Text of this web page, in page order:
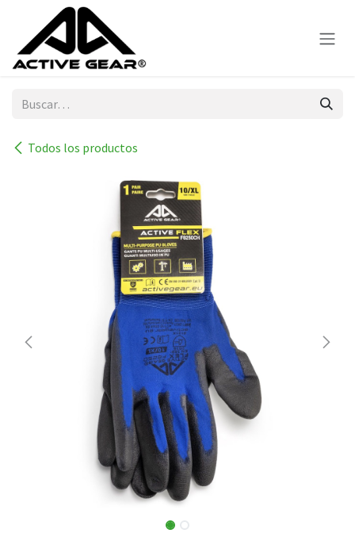
Ir al contenido
Todos los productos